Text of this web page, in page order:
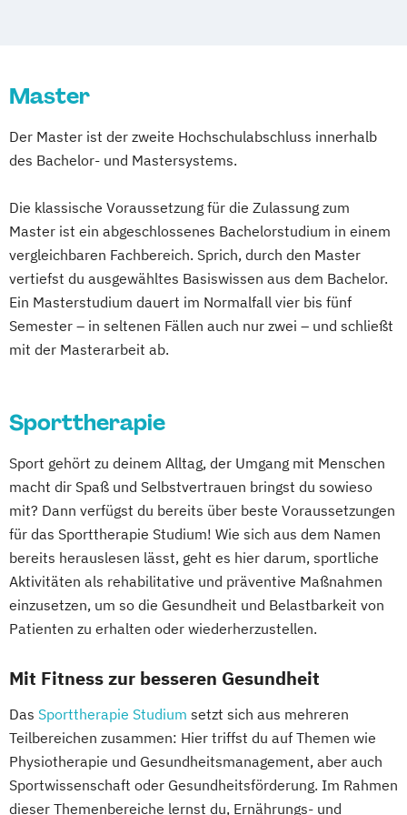
Gesundheitsmanagement
Master
Der Master ist der zweite Hochschulabschluss innerhalb
des Bachelor- und Mastersystems.
Die klassische Voraussetzung für die Zulassung zum
Master ist ein abgeschlossenes Bachelorstudium in einem
vergleichbaren Fachbereich. Sprich, durch den Master
vertiefst du ausgewähltes Basiswissen aus dem Bachelor.
Ein Masterstudium dauert im Normalfall vier bis fünf
Semester – in seltenen Fällen auch nur zwei – und schließt
mit der Masterarbeit ab.
Sporttherapie
Sport gehört zu deinem Alltag, der Umgang mit Menschen
macht dir Spaß und Selbstvertrauen bringst du sowieso
mit? Dann verfügst du bereits über beste Voraussetzungen
für das Sporttherapie Studium! Wie sich aus dem Namen
bereits herauslesen lässt, geht es hier darum, sportliche
Aktivitäten als rehabilitative und präventive Maßnahmen
einzusetzen, um so die Gesundheit und Belastbarkeit von
Patienten zu erhalten oder wiederherzustellen.
Mit Fitness zur besseren Gesundheit
Das Sporttherapie Studium setzt sich aus mehreren
Teilbereichen zusammen: Hier triffst du auf Themen wie
Physiotherapie und Gesundheitsmanagement, aber auch
Sportwissenschaft oder Gesundheitsförderung. Im Rahmen
dieser Themenbereiche lernst du, Ernährungs- und